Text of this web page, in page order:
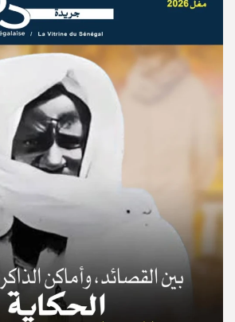
© Copyright 2025, APS